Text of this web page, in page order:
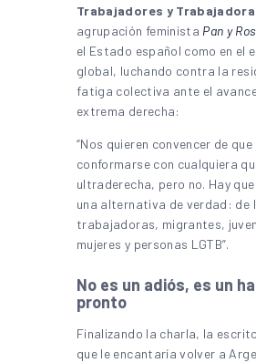
Trabajadores y
agrupación feminista Pan y
el Estado español como en el
global, luchando contra la
fatiga colectiva ante el
extrema derecha:
“Nos quieren convencer de que
conformarse con cualquiera
ultraderecha, pero no. Hay
una alternativa de verdad: de
trabajadoras, migrantes,
mujeres y personas LGTB”.
No es un adiós, es un
pronto
Finalizando la charla, la
que le encantaría volver a